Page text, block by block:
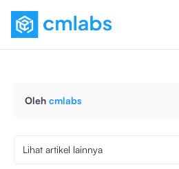
Oleh cmlabs
Lihat artikel lainnya